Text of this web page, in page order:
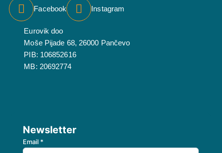
Facebook Instagram
Eurovik doo
Moše Pijade 68, 26000 Pančevo
PIB: 106852616
MB: 20692774